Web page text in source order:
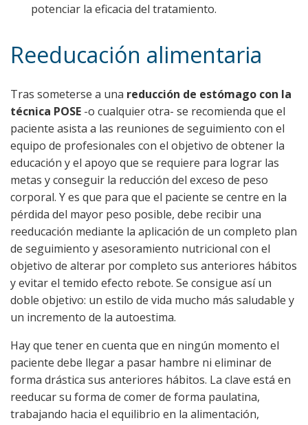
potenciar la eficacia del tratamiento.
Reeducación alimentaria
Tras someterse a una reducción de estómago con la
técnica POSE -o cualquier otra- se recomienda que el
paciente asista a las reuniones de seguimiento con el
equipo de profesionales con el objetivo de obtener la
educación y el apoyo que se requiere para lograr las
metas y conseguir la reducción del exceso de peso
corporal. Y es que para que el paciente se centre en la
pérdida del mayor peso posible, debe recibir una
reeducación mediante la aplicación de un completo plan
de seguimiento y asesoramiento nutricional con el
objetivo de alterar por completo sus anteriores hábitos
y evitar el temido efecto rebote. Se consigue así un
doble objetivo: un estilo de vida mucho más saludable y
un incremento de la autoestima.
Hay que tener en cuenta que en ningún momento el
paciente debe llegar a pasar hambre ni eliminar de
forma drástica sus anteriores hábitos. La clave está en
reeducar su forma de comer de forma paulatina,
trabajando hacia el equilibrio en la alimentación,